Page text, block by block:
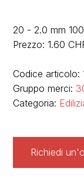
20 - 2.0 mm
Prezzo: 1.60
Codice articolo:
Gruppo merci:
Categoria:
Richiedi